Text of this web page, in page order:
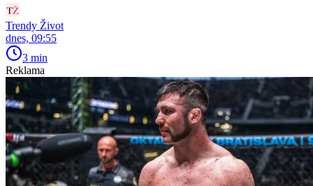
Trendy Život
dnes, 09:55
3 min
Reklama